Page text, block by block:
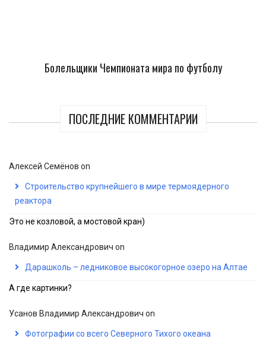
Болельщики Чемпионата мира по футболу
ПОСЛЕДНИЕ КОММЕНТАРИИ
Алексей Семёнов on
Строительство крупнейшего в мире термоядерного
реактора
Это не козловой, а мостовой кран)
Владимир Александрович on
Дарашколь – ледниковое высокогорное озеро на Алтае
А где картинки?
Усанов Владимир Александрович on
Фотографии со всего Северного Тихого океана